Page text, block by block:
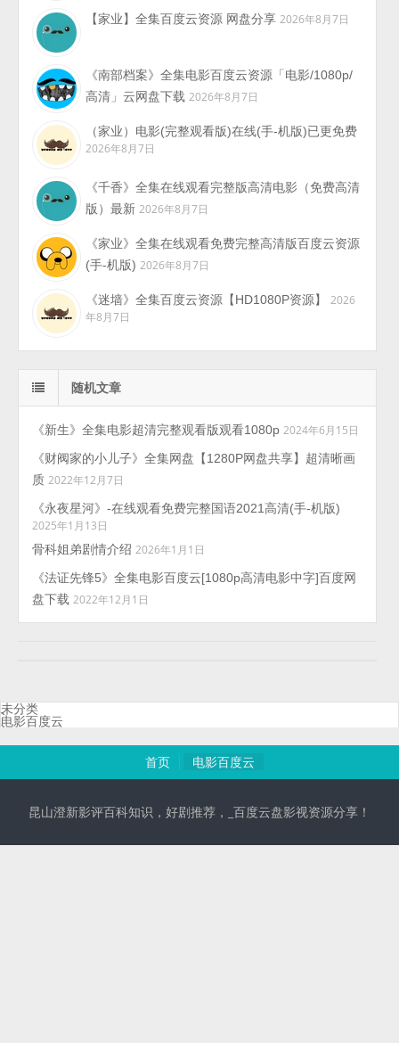
【家业】全集百度云资源 网盘分享 2026年8月7日
《南部档案》全集电影百度云资源「电影/1080p/
高清」云网盘下载 2026年8月7日
（家业）电影(完整观看版)在线(手-机版)已更免费
2026年8月7日
《千香》全集在线观看完整版高清电影（免费高清
版）最新 2026年8月7日
《家业》全集在线观看免费完整高清版百度云资源
(手-机版) 2026年8月7日
《迷墙》全集百度云资源【HD1080P资源】
2026
年8月7日
随机文章
《新生》全集电影超清完整观看版观看1080p 2024年6月15日
《财阀家的小儿子》全集网盘【1280P网盘共享】超清晰画
质 2022年12月7日
《永夜星河》-在线观看免费完整国语2021高清(手-机版)
2025年1月13日
骨科姐弟剧情介绍 2026年1月1日
《法证先锋5》全集电影百度云[1080p高清电影中字]百度网
盘下载 2022年12月1日
未分类
电影百度云
首页 电影百度云
昆山澄新影评百科知识，好剧推荐，_百度云盘影视资源分享！